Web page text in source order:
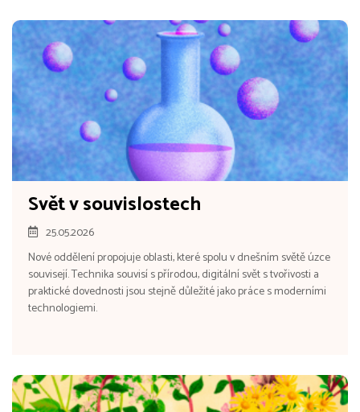
Svět v souvislostech
25.05.2026
Nové oddělení propojuje oblasti, které spolu v dnešním světě úzce
souvisejí. Technika souvisí s přírodou, digitální svět s tvořivosti a
praktické dovednosti jsou stejně důležité jako práce s moderními
technologiemi.